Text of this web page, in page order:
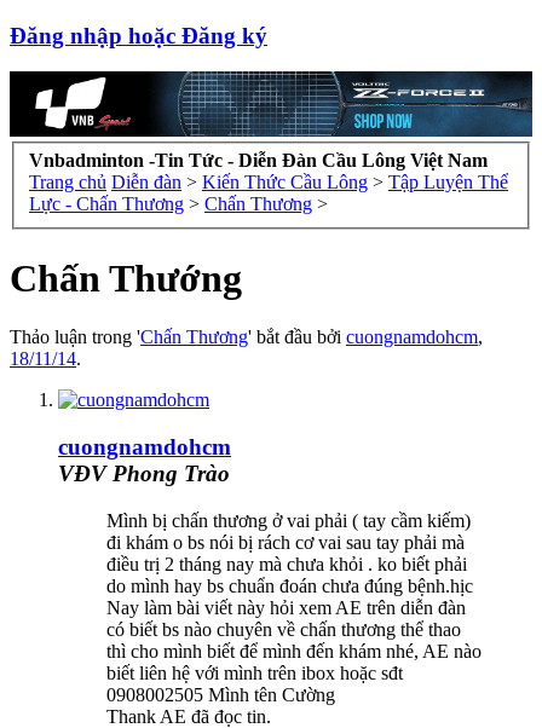
Đăng nhập hoặc Đăng ký
Vnbadminton -Tin Tức - Diễn Đàn Cầu Lông Việt Nam
Trang chủ Diễn đàn > Kiến Thức Cầu Lông > Tập Luyện Thể
Lực - Chấn Thương > Chấn Thương >
Chấn Thướng
Thảo luận trong 'Chấn Thương' bắt đầu bởi cuongnamdohcm,
18/11/14.
cuongnamdohcm
VĐV Phong Trào
Mình bị chấn thương ở vai phải ( tay cầm kiếm)
đi khám o bs nói bị rách cơ vai sau tay phải mà
điều trị 2 tháng nay mà chưa khỏi . ko biết phải
do mình hay bs chuẩn đoán chưa đúng bệnh.hịc
Nay làm bài viết này hỏi xem AE trên diễn đàn
có biết bs nào chuyên về chấn thương thể thao
thì cho mình biết để mình đến khám nhé, AE nào
biết liên hệ với mình trên ibox hoặc sđt
0908002505 Mình tên Cường
Thank AE đã đọc tin.